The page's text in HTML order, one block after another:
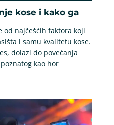
kose i kako ga
od najčešćih faktora koji
i samu kvalitetu kose.
dolazi do povećanja
kao hor